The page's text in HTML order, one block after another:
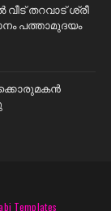
വീട് തറവാട് ശ്രീ
പത്താമുദയം
Templates